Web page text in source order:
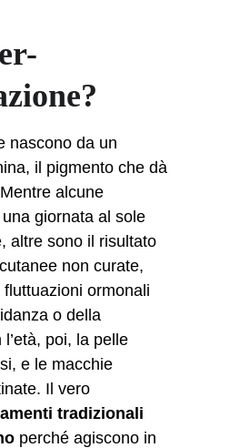
nascono da un
il pigmento che dà
alcune
giornata al sole
altre sono il risultato
non curate,
fluttuazioni ormonali
o della
poi, la pelle
e le macchie
Il vero
tradizionali
perché agiscono in